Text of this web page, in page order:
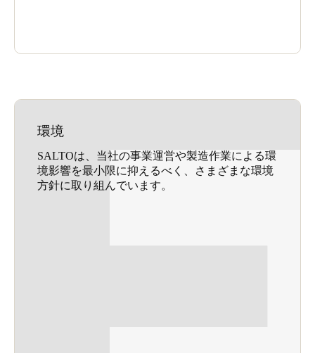
環境
SALTOは、当社の事業運営や製造作業による環
境影響を最小限に抑えるべく、さまざまな環境
方針に取り組んでいます。